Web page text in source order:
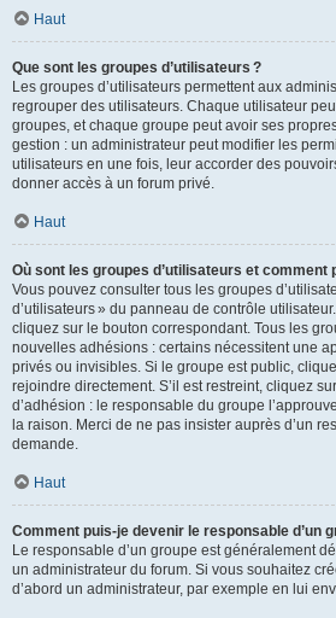
Haut
Que sont les groupes d’utilisateurs ?
Les groupes d’utilisateurs permettent aux
regrouper des utilisateurs. Chaque utilisateur
groupes, et chaque groupe peut avoir ses
gestion : un administrateur peut modifier les
utilisateurs en une fois, leur accorder des
donner accès à un forum privé.
Haut
Où sont les groupes d’utilisateurs et comment
Vous pouvez consulter tous les groupes
d’utilisateurs » du panneau de contrôle
cliquez sur le bouton correspondant. Tous les
nouvelles adhésions : certains nécessitent une
privés ou invisibles. Si le groupe est public,
rejoindre directement. S’il est restreint, cliquez
d’adhésion : le responsable du groupe
la raison. Merci de ne pas insister auprès d’un
demande.
Haut
Comment puis-je devenir le responsable d’un
Le responsable d’un groupe est généralement
un administrateur du forum. Si vous souhaitez
d’abord un administrateur, par exemple en lui